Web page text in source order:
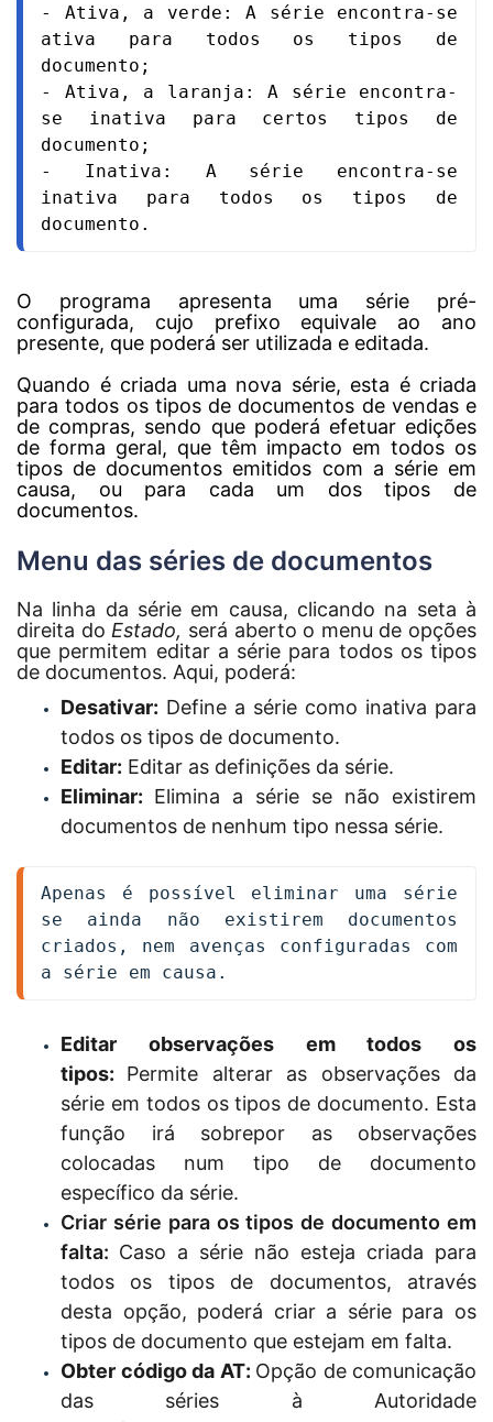
- Ativa, a verde: A série encontra-se
ativa para todos os tipos de
documento;
- Ativa, a laranja: A série encontra-
se inativa para certos tipos de
documento;
- Inativa: A série encontra-se
inativa para todos os tipos de
documento.
O programa apresenta uma série pré-
configurada, cujo prefixo equivale ao ano
presente, que poderá ser utilizada e editada.
Quando é criada uma nova série, esta é criada
para todos os tipos de documentos de vendas e
de compras, sendo que poderá efetuar edições
de forma geral, que têm impacto em todos os
tipos de documentos emitidos com a série em
causa, ou para cada um dos tipos de
documentos.
Menu das séries de documentos
Na linha da série em causa, clicando na seta à
direita do Estado, será aberto o menu de opções
que permitem editar a série para todos os tipos
de documentos. Aqui, poderá:
Desativar: Define a série como inativa para
todos os tipos de documento.
Editar: Editar as definições da série.
Eliminar: Elimina a série se não existirem
documentos de nenhum tipo nessa série.
Apenas é possível eliminar uma série
se ainda não existirem documentos
criados, nem avenças configuradas com
a série em causa.
Editar observações em todos os
tipos: Permite alterar as observações da
série em todos os tipos de documento. Esta
função irá sobrepor as observações
colocadas num tipo de documento
específico da série.
Criar série para os tipos de documento em
falta: Caso a série não esteja criada para
todos os tipos de documentos, através
desta opção, poderá criar a série para os
tipos de documento que estejam em falta.
Obter código da AT: Opção de comunicação
das séries à Autoridade